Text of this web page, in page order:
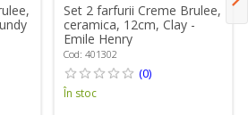
Set 2 farfurii Creme Brulee,
ceramica, 12cm, Clay -
Emile Henry
Cod: 401302
(0)
În stoc